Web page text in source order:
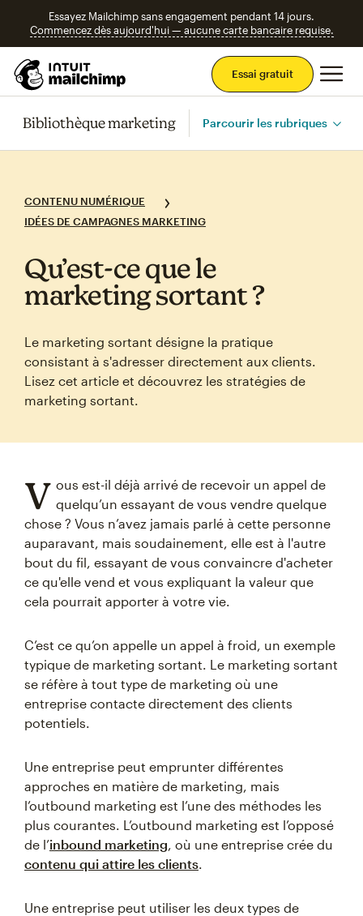
Essayez Mailchimp sans engagement pendant 14 jours.
Commencez dès aujourd'hui — aucune carte bancaire requise.
Essai gratuit
Bibliothèque marketing Parcourir les rubriques
CONTENU NUMÉRIQUE
IDÉES DE CAMPAGNES MARKETING
Qu’est‑ce que le
marketing sortant ?
Le marketing sortant désigne la pratique
consistant à s'adresser directement aux clients.
Lisez cet article et découvrez les stratégies de
marketing sortant.
V ous est-il déjà arrivé de recevoir un appel de
quelqu’un essayant de vous vendre quelque
chose ? Vous n’avez jamais parlé à cette personne
auparavant, mais soudainement, elle est à l'autre
bout du fil, essayant de vous convaincre d'acheter
ce qu'elle vend et vous expliquant la valeur que
cela pourrait apporter à votre vie.
C’est ce qu’on appelle un appel à froid, un exemple
typique de marketing sortant. Le marketing sortant
se réfère à tout type de marketing où une
entreprise contacte directement des clients
potentiels.
Une entreprise peut emprunter différentes
approches en matière de marketing, mais
l’outbound marketing est l’une des méthodes les
plus courantes. L’outbound marketing est l’opposé
de l’inbound marketing, où une entreprise crée du
contenu qui attire les clients.
Une entreprise peut utiliser les deux types de